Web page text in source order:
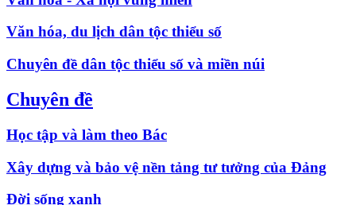
Văn hóa, du lịch dân tộc thiểu số
Chuyên đề dân tộc thiểu số và miền núi
Chuyên đề
Học tập và làm theo Bác
Xây dựng và bảo vệ nền tảng tư tưởng của Đảng
Đời sống xanh